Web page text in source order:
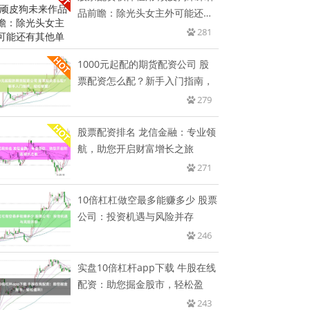
品前瞻：除光头女主外可能还有
281
1000元起配的期货配资公司 股
票配资怎么配？新手入门指南，
279
股票配资排名 龙信金融：专业领
航，助您开启财富增长之旅
271
10倍杠杠做空最多能赚多少 股票
公司：投资机遇与风险并存
246
实盘10倍杠杆app下载 牛股在线
配资：助您掘金股市，轻松盈
243